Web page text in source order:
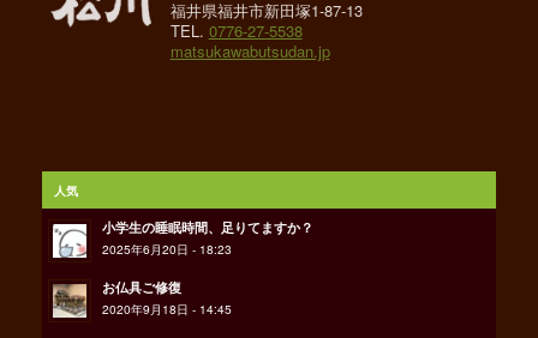
福井県福井市新田塚1-87-13
TEL. 0776-27-5538
matsukawabutsudan.jp
人気
小学生の睡眠時間、足りてますか？
2025年6月20日 - 18:23
お仏具ご修復
2020年9月18日 - 14:45